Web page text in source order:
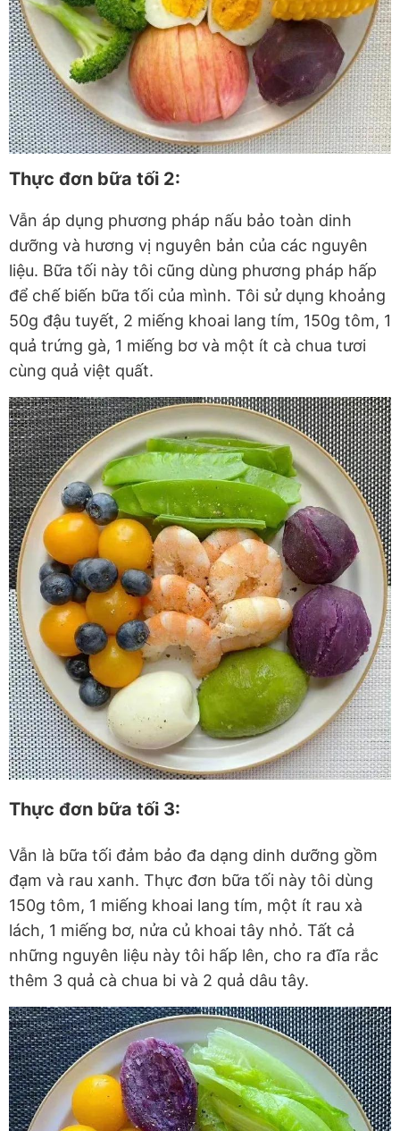
Thực đơn bữa tối 2:
Vẫn áp dụng phương pháp nấu bảo toàn dinh
dưỡng và hương vị nguyên bản của các nguyên
liệu. Bữa tối này tôi cũng dùng phương pháp hấp
để chế biến bữa tối của mình. Tôi sử dụng khoảng
50g đậu tuyết, 2 miếng khoai lang tím, 150g tôm, 1
quả trứng gà, 1 miếng bơ và một ít cà chua tươi
cùng quả việt quất.
Thực đơn bữa tối 3:
Vẫn là bữa tối đảm bảo đa dạng dinh dưỡng gồm
đạm và rau xanh. Thực đơn bữa tối này tôi dùng
150g tôm, 1 miếng khoai lang tím, một ít rau xà
lách, 1 miếng bơ, nửa củ khoai tây nhỏ. Tất cả
những nguyên liệu này tôi hấp lên, cho ra đĩa rắc
thêm 3 quả cà chua bi và 2 quả dâu tây.